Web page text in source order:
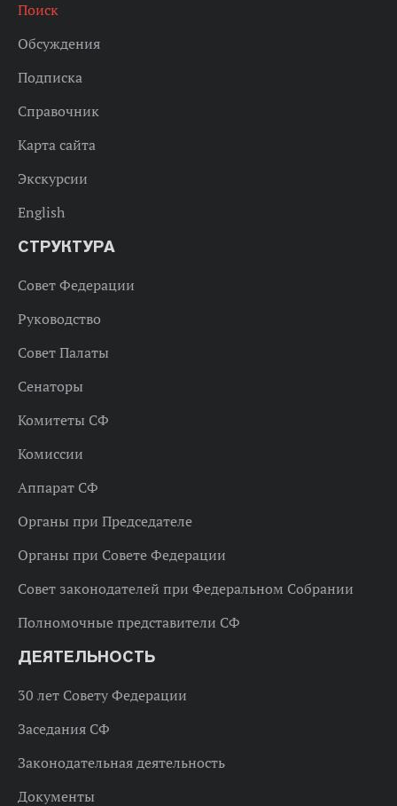
Поиск
Обсуждения
Подписка
Справочник
Карта сайта
Экскурсии
English
СТРУКТУРА
Совет Федерации
Руководство
Совет Палаты
Сенаторы
Комитеты СФ
Комиссии
Аппарат СФ
Органы при Председателе
Органы при Совете Федерации
Совет законодателей при Федеральном Собрании
Полномочные представители СФ
ДЕЯТЕЛЬНОСТЬ
30 лет Совету Федерации
Заседания СФ
Законодательная деятельность
Документы